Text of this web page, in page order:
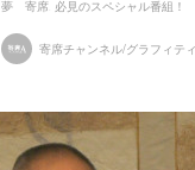
夢 寄席 必見のスペシャル番組！
寄席チャンネル/グラフィテ